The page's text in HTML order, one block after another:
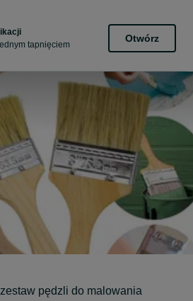
tapnięciem
Otwórz
pędzli do malowania